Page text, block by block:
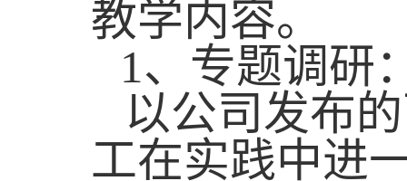
教学内容。
1、 专题调研
以公司发布
工在实践中进